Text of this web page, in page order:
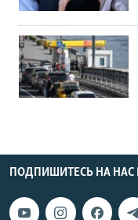
ПОДПИШИТЕСЬ НА НАС